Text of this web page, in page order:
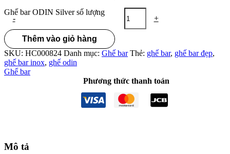
-
Ghế bar ODIN Silver số lượng
+
Thêm vào giỏ hàng
SKU: HC000824 Danh mục: Ghế bar Thẻ: ghế bar, ghế bar đẹp,
ghế bar inox, ghế odin
Ghế bar
Phương thức thanh toán
Mô tả